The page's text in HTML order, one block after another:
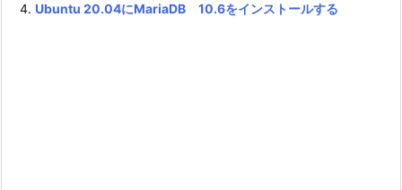
Ubuntu 20.04にMariaDB 10.6をインストールする